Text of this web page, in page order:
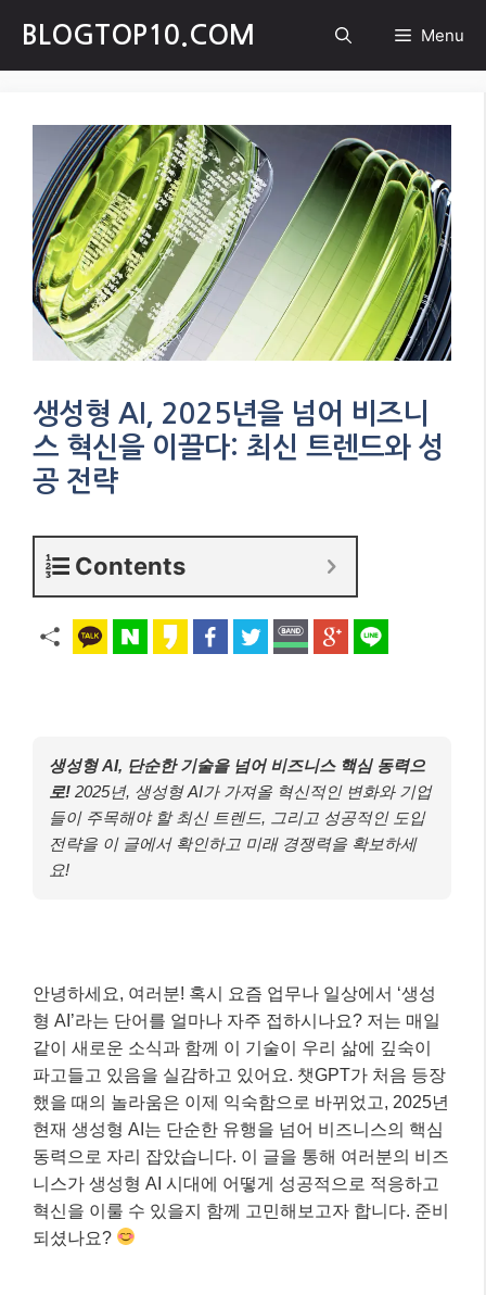
content
BLOGTOP10.COM Menu
생성형 AI, 2025년을 넘어 비즈니
스 혁신을 이끌다: 최신 트렌드와 성
공 전략
Contents
생성형 AI, 단순한 기술을 넘어 비즈니스 핵심 동력으
로! 2025년, 생성형 AI가 가져올 혁신적인 변화와 기업
들이 주목해야 할 최신 트렌드, 그리고 성공적인 도입
전략을 이 글에서 확인하고 미래 경쟁력을 확보하세
요!
안녕하세요, 여러분! 혹시 요즘 업무나 일상에서 ‘생성
형 AI’라는 단어를 얼마나 자주 접하시나요? 저는 매일
같이 새로운 소식과 함께 이 기술이 우리 삶에 깊숙이
파고들고 있음을 실감하고 있어요. 챗GPT가 처음 등장
했을 때의 놀라움은 이제 익숙함으로 바뀌었고, 2025년
현재 생성형 AI는 단순한 유행을 넘어 비즈니스의 핵심
동력으로 자리 잡았습니다. 이 글을 통해 여러분의 비즈
니스가 생성형 AI 시대에 어떻게 성공적으로 적응하고
혁신을 이룰 수 있을지 함께 고민해보고자 합니다. 준비
되셨나요?